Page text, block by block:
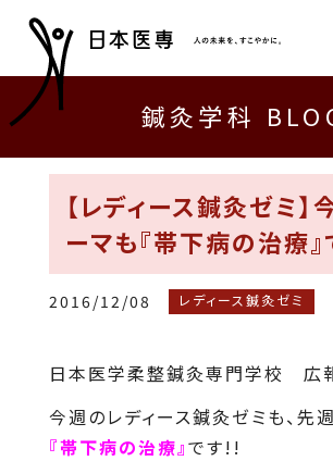
鍼灸学科
【レディース鍼灸ゼミ】
ーマも『帯下病の治療
2016/12/08 レディース鍼灸ゼミ
日本医学柔整鍼灸専門学校 広
今週のレディース鍼灸ゼミも、先
『帯下病の治療』です!!